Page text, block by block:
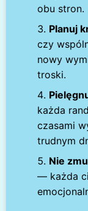
obu stron.
Planuj
czy
nowy
troski.
każda
czasami
trudnym
Nie
— każda